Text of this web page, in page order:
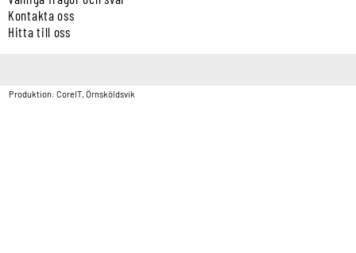
Kontakta oss
Hitta till oss
Produktion: CoreIT, Örnsköldsvik